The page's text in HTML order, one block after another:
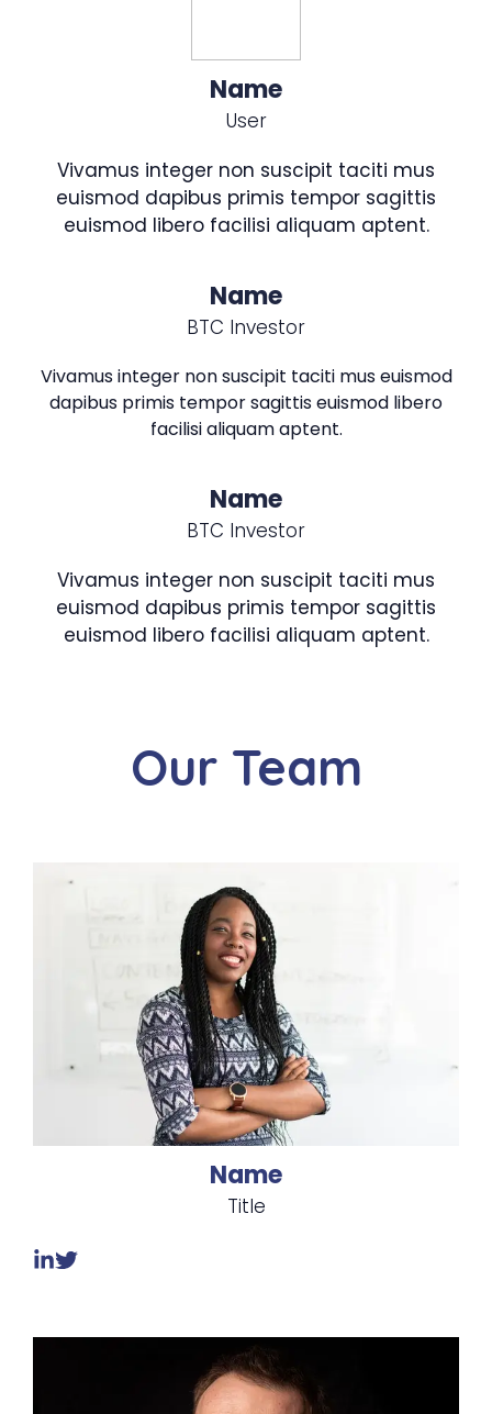
Name
User
Vivamus integer non suscipit taciti mus
euismod dapibus primis tempor sagittis
euismod libero facilisi aliquam aptent.
Name
BTC Investor
Vivamus integer non suscipit taciti mus euismod
dapibus primis tempor sagittis euismod libero
facilisi aliquam aptent.
Name
BTC Investor
Vivamus integer non suscipit taciti mus
euismod dapibus primis tempor sagittis
euismod libero facilisi aliquam aptent.
Our Team
Name
Title